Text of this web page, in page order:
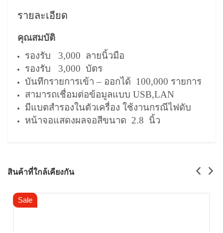
รายละเอียด
คุณสมบัติ
รองรับ 3,000 ลายนิ้วมือ
รองรับ 3,000 บัตร
บันทึกรายการเข้า – ออกได้ 100,000 รายการ
สามารถเชื่อมต่อข้อมูลแบบ USB,LAN
มีแบตสำรองในตัวเครื่อง ใช้งานกรณีไฟดับ
หน้าจอแสดงผลจอสีขนาด 2.8 นิ้ว
สินค้าที่ใกล้เคียงกัน
Sale